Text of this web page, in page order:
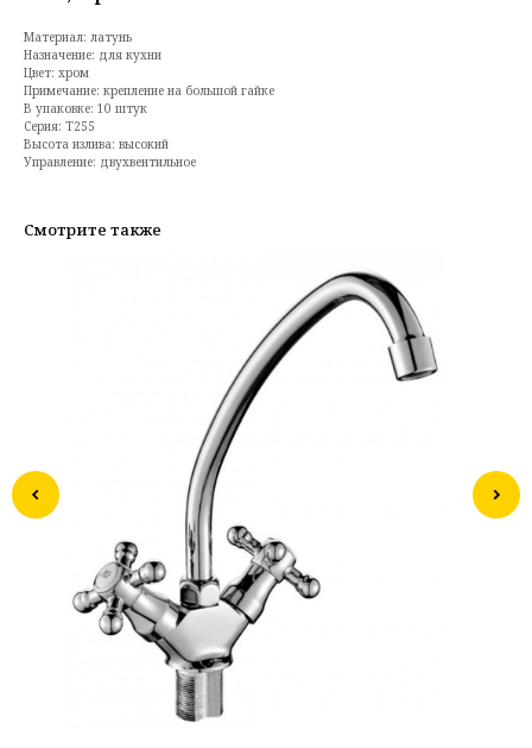
Материал: латунь
Назначение: для кухни
Цвет: хром
Примечание: крепление на большой гайке
В упаковке: 10 штук
Серия: T255
Высота излива: высокий
Управление: двухвентильное
Смотрите также